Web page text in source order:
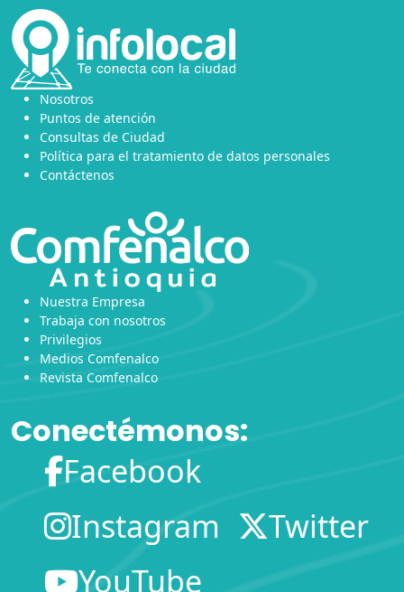
Nosotros
Puntos de atención
Consultas de Ciudad
Política para el tratamiento de datos personales
Contáctenos
Nuestra Empresa
Trabaja con nosotros
Privilegios
Medios Comfenalco
Revista Comfenalco
Conectémonos:
Facebook
Instagram
Twitter
YouTube